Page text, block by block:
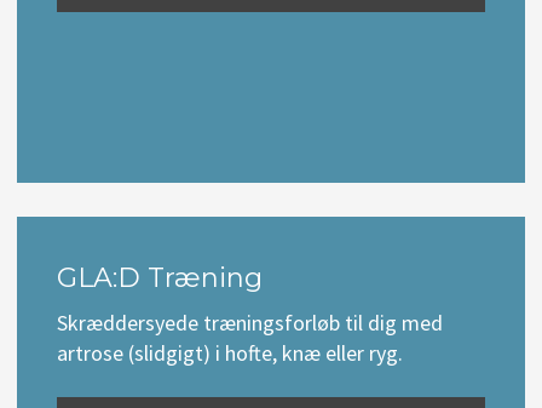
​GLA:D Træning
Skræddersyede træningsforløb til dig med
artrose (slidgigt) i hofte, knæ eller ryg.